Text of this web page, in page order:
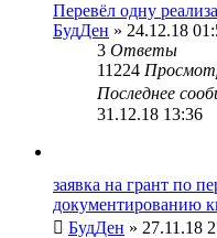
Перевёл одну
БудДен » 24.12.18
3 Ответы
11224
Последнее
31.12.18 13:36
заявка на грант по
документированию
БудДен » 27.11.18